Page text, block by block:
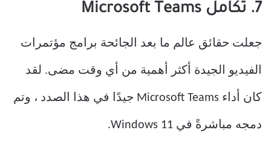
7. تكامل Microsoft Teams
جعلت حقائق عالم ما بعد الجائحة برامج مؤتمرات
الفيديو الجيدة أكثر أهمية من أي وقت مضى. لقد
كان أداء Microsoft Teams جيدًا في هذا الصدد ، وتم
دمجه مباشرةً في Windows 11.